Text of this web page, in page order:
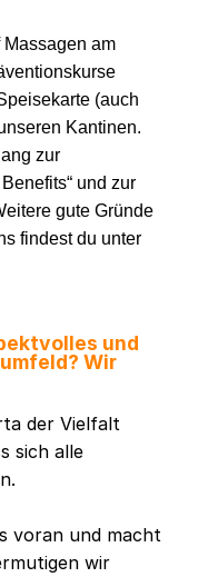
Massagen am
(auch
Kantinen.
zur
und zur
gute Gründe
findest du unter
und
Wir
der Vielfalt
sich alle
voran und macht
wir